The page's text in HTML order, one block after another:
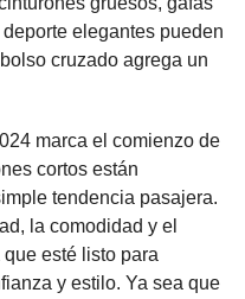
elegantes pueden
cruzado agrega un
marca el comienzo de
cortos están
tendencia pasajera.
la comodidad y el
esté listo para
y estilo. Ya sea que